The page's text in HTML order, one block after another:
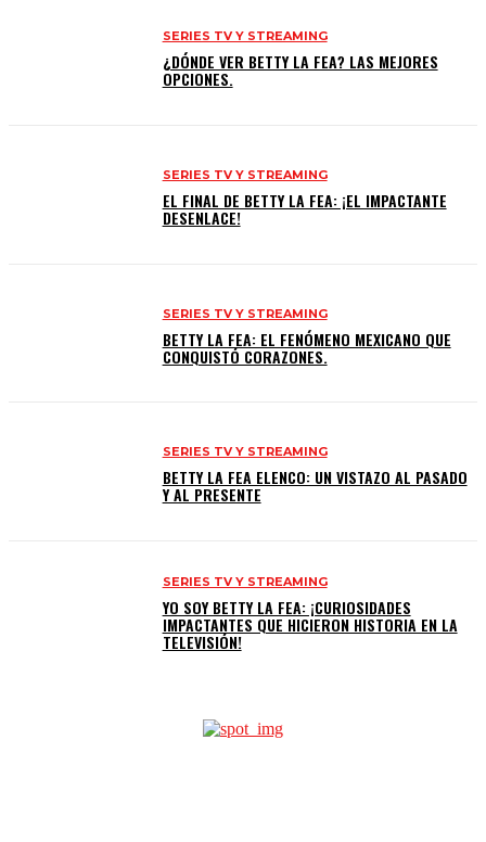
SERIES TV Y STREAMING
¿DÓNDE VER BETTY LA FEA? LAS MEJORES
OPCIONES.
SERIES TV Y STREAMING
EL FINAL DE BETTY LA FEA: ¡EL IMPACTANTE
DESENLACE!
SERIES TV Y STREAMING
BETTY LA FEA: EL FENÓMENO MEXICANO QUE
CONQUISTÓ CORAZONES.
SERIES TV Y STREAMING
BETTY LA FEA ELENCO: UN VISTAZO AL PASADO
Y AL PRESENTE
SERIES TV Y STREAMING
YO SOY BETTY LA FEA: ¡CURIOSIDADES
IMPACTANTES QUE HICIERON HISTORIA EN LA
TELEVISIÓN!